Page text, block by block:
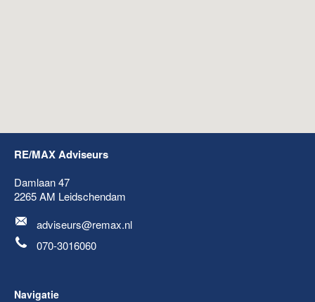
RE/MAX Adviseurs
Damlaan 47
2265 AM Leidschendam
adviseurs@remax.nl
070-3016060
Navigatie